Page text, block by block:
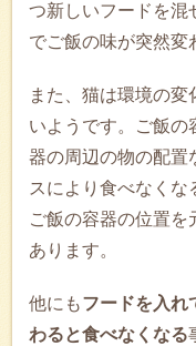
つ新しいフードを混
でご飯の味が突然変
また、猫は環境の
いようです。ご飯の
器の周辺の物の配置
スにより食べなくな
ご飯の容器の位置
あります。
他にもフードを入れ
わると食べなくなる